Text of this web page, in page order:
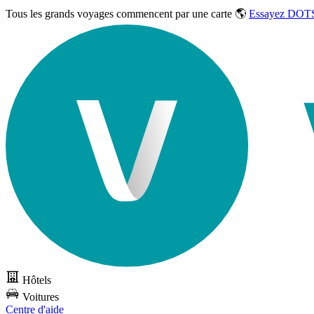
Tous les grands voyages commencent par une carte 🌎 Essayez
Hôtels
Voitures
Centre d'aide